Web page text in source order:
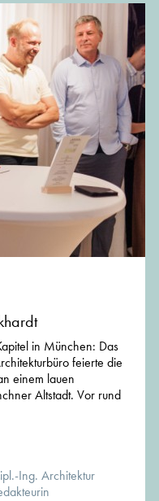
in München: Das
feierte die
einem lauen
Altstadt. Vor rund
Ing. Architektur